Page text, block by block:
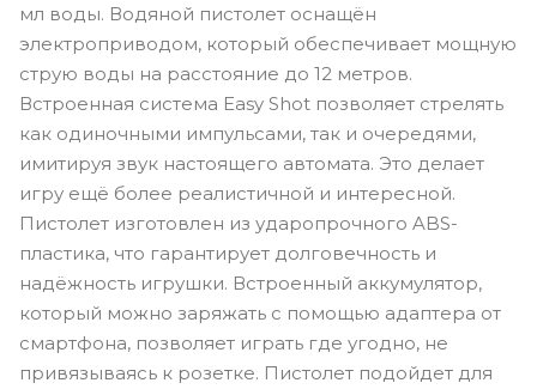
мл воды. Водяной пистолет оснащён
электроприводом, который обеспечивает мощную
струю воды на расстояние до 12 метров.
Встроенная система Easy Shot позволяет стрелять
как одиночными импульсами, так и очередями,
имитируя звук настоящего автомата. Это делает
игру ещё более реалистичной и интересной.
Пистолет изготовлен из ударопрочного ABS-
пластика, что гарантирует долговечность и
надёжность игрушки. Встроенный аккумулятор,
который можно заряжать с помощью адаптера от
смартфона, позволяет играть где угодно, не
привязываясь к розетке. Пистолет подойдет для